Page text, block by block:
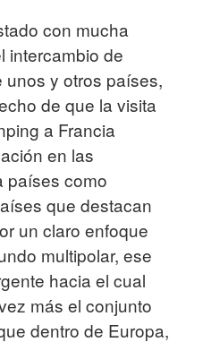
con mucha
intercambio de
y otros países,
de que la visita
a Francia
en las
países como
que destacan
un claro enfoque
multipolar, ese
hacia el cual
más el conjunto
dentro de Europa,